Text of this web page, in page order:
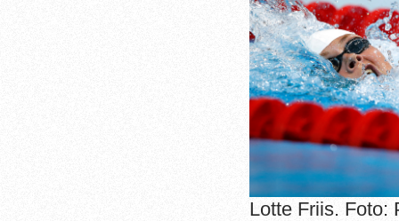
Lotte Friis. Foto: